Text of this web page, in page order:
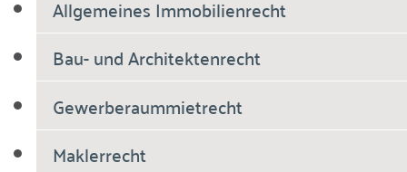
Allgemeines Immobilienrecht
Bau- und Architektenrecht
Gewerberaummietrecht
Maklerrecht